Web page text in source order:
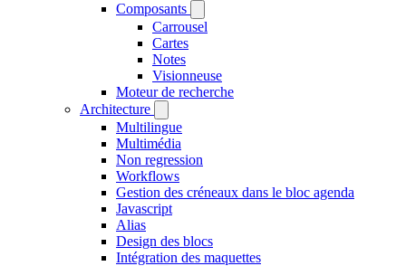
Composants
Carrousel
Cartes
Notes
Visionneuse
Moteur de recherche
Architecture
Multilingue
Multimédia
Non regression
Workflows
Gestion des créneaux dans le bloc agenda
Javascript
Alias
Design des blocs
Intégration des maquettes